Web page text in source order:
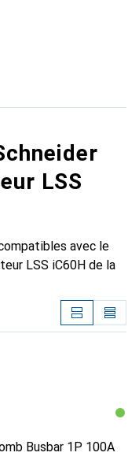
LSS
avec le
LSS iC60H de la
Busbar 1P 100A